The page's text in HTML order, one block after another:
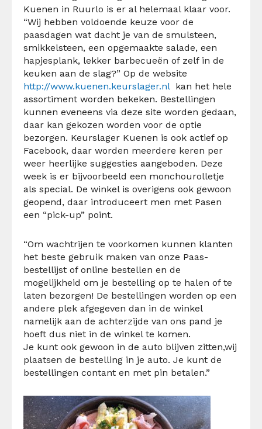
Kuenen in Ruurlo is er al helemaal klaar voor.
“Wij hebben voldoende keuze voor de
paasdagen wat dacht je van de smulsteen,
smikkelsteen, een opgemaakte salade, een
hapjesplank, lekker barbecueën of zelf in de
keuken aan de slag?” Op de website
http://www.kuenen.keurslager.nl kan het hele
assortiment worden bekeken. Bestellingen
kunnen eveneens via deze site worden gedaan,
daar kan gekozen worden voor de optie
bezorgen. Keurslager Kuenen is ook actief op
Facebook, daar worden meerdere keren per
weer heerlijke suggesties aangeboden. Deze
week is er bijvoorbeeld een monchourolletje
als special. De winkel is overigens ook gewoon
geopend, daar introduceert men met Pasen
een “pick-up” point.
“Om wachtrijen te voorkomen kunnen klanten
het beste gebruik maken van onze Paas-
bestellijst of online bestellen en de
mogelijkheid om je bestelling op te halen of te
laten bezorgen! De bestellingen worden op een
andere plek afgegeven dan in de winkel
namelijk aan de achterzijde van ons pand je
hoeft dus niet in de winkel te komen.
Je kunt ook gewoon in de auto blijven zitten,wij
plaatsen de bestelling in je auto. Je kunt de
bestellingen contant en met pin betalen.”